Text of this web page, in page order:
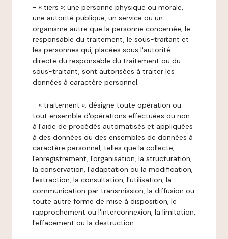
- « tiers »: une personne physique ou morale,
une autorité publique, un service ou un
organisme autre que la personne concernée, le
responsable du traitement, le sous-traitant et
les personnes qui, placées sous l'autorité
directe du responsable du traitement ou du
sous-traitant, sont autorisées à traiter les
données à caractère personnel.
- « traitement »: désigne toute opération ou
tout ensemble d'opérations effectuées ou non
à l'aide de procédés automatisés et appliquées
à des données ou des ensembles de données à
caractère personnel, telles que la collecte,
l'enregistrement, l'organisation, la structuration,
la conservation, l'adaptation ou la modification,
l'extraction, la consultation, l'utilisation, la
communication par transmission, la diffusion ou
toute autre forme de mise à disposition, le
rapprochement ou l'interconnexion, la limitation,
l'effacement ou la destruction.